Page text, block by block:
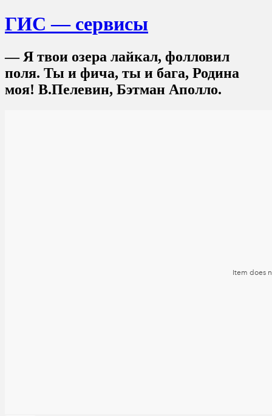
ГИС — сервисы
— Я твои озера лайкал, фолловил
поля. Ты и фича, ты и бага, Родина
моя! В.Пелевин, Бэтман Аполло.